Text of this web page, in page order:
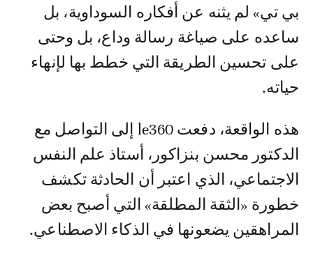
بي تي» لم يثنه عن أفكاره السوداوية، بل
ساعده على صياغة رسالة وداع، بل وحتى
على تحسين الطريقة التي خطط بها لإنهاء
حياته.
هذه الواقعة، دفعت le360 إلى التواصل مع
الدكتور محسن بنزاكور، أستاذ علم النفس
الاجتماعي، الذي اعتبر أن الحادثة تكشف
خطورة «الثقة المطلقة» التي أصبح بعض
المراهقين يضعونها في الذكاء الاصطناعي.